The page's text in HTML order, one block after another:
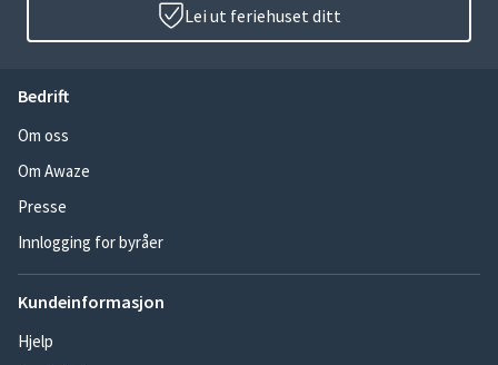
Lei ut feriehuset ditt
Bedrift
Om oss
Om Awaze
Presse
Innlogging for byråer
Kundeinformasjon
Hjelp